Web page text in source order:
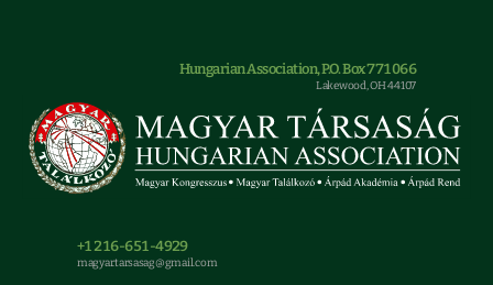
Hungarian Association, P.O. Box 771066
Lakewood, OH 44107
+1 216-651-4929
magyar.tarsasag@gmail.com